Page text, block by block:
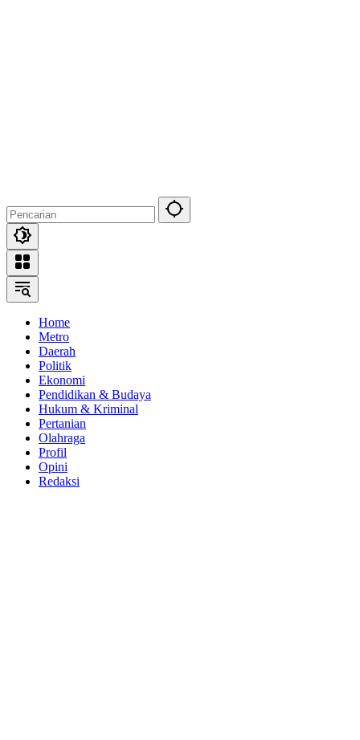
Home
Metro
Daerah
Politik
Ekonomi
Pendidikan & Budaya
Hukum & Kriminal
Pertanian
Olahraga
Profil
Opini
Redaksi